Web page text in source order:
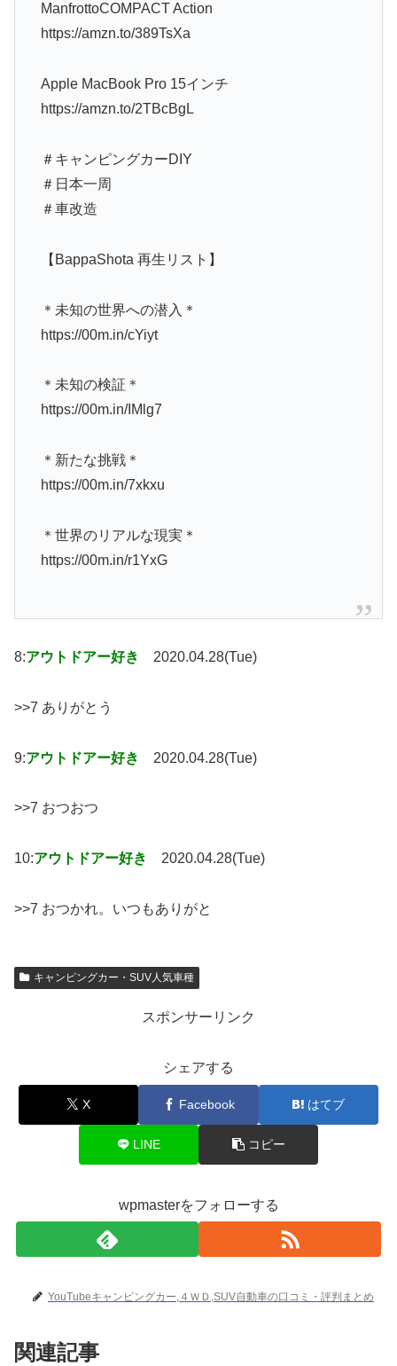
ManfrottoCOMPACT Action
https://amzn.to/389TsXa
Apple MacBook Pro 15インチ
https://amzn.to/2TBcBgL
＃キャンピングカーDIY
＃日本一周
＃車改造
【BappaShota 再生リスト】
＊未知の世界への潜入＊
https://00m.in/cYiyt
＊未知の検証＊
https://00m.in/IMlg7
＊新たな挑戦＊
https://00m.in/7xkxu
＊世界のリアルな現実＊
https://00m.in/r1YxG
8:アウトドアー好き 2020.04.28(Tue)
>>7 ありがとう
9:アウトドアー好き 2020.04.28(Tue)
>>7 おつおつ
10:アウトドアー好き 2020.04.28(Tue)
>>7 おつかれ。いつもありがと
キャンピングカー・SUV人気車種
スポンサーリンク
シェアする
X Facebook はてブ
LINE コピー
wpmasterをフォローする
YouTubeキャンピングカー,４ＷＤ,SUV自動車の口コミ・評判まとめ
関連記事